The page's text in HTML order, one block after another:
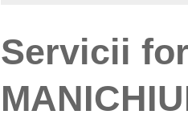
Servicii